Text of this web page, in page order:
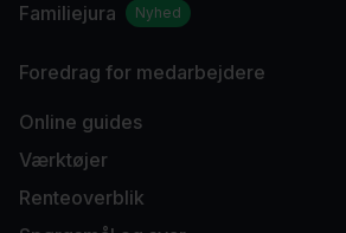
Familiejura Nyhed
Foredrag for medarbejdere
Online guides
Værktøjer
Renteoverblik